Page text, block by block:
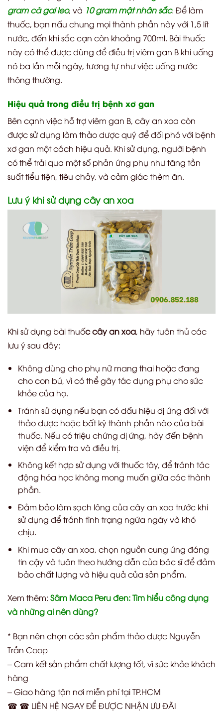
gram cà gai leo, và 10 gram mật nhân sắc. Để làm
thuốc, bạn nấu chung mọi thành phần này với 1,5 lít
nước, đến khi sắc cạn còn khoảng 700ml. Bài thuốc
này có thể được dùng để điều trị viêm gan B khi uống
nó ba lần mỗi ngày, tương tự như việc uống nước
thông thường.
Hiệu quả trong điều trị bệnh xơ gan
Bên cạnh việc hỗ trợ viêm gan B, cây an xoa còn
được sử dụng làm thảo dược quý để đối phó với bệnh
xơ gan một cách hiệu quả. Khi sử dụng, người bệnh
có thể trải qua một số phản ứng phụ như tăng tần
suất tiểu tiện, tiêu chảy, và cảm giác thèm ăn.
Lưu ý khi sử dụng cây an xoa
Khi sử dụng bài thuốc cây an xoa, hãy tuân thủ các
lưu ý sau đây:
Không dùng cho phụ nữ mang thai hoặc đang
cho con bú, vì có thể gây tác dụng phụ cho sức
khỏe của họ.
Tránh sử dụng nếu bạn có dấu hiệu dị ứng đối với
thảo dược hoặc bất kỳ thành phần nào của bài
thuốc. Nếu có triệu chứng dị ứng, hãy đến bệnh
viện để kiểm tra và điều trị.
Không kết hợp sử dụng với thuốc tây, để tránh tác
động hóa học không mong muốn giữa các thành
phần.
Đảm bảo làm sạch lông của cây an xoa trước khi
sử dụng để tránh tình trạng ngứa ngáy và khó
chịu.
Khi mua cây an xoa, chọn nguồn cung ứng đáng
tin cậy và tuân theo hướng dẫn của bác sĩ để đảm
bảo chất lượng và hiệu quả của sản phẩm.
Xem thêm: Sâm Maca Peru đen: Tìm hiểu công dụng
và những ai nên dùng?
* Bạn nên chọn các sản phẩm thảo dược Nguyễn
Trần Coop
– Cam kết sản phẩm chất lượng tốt, vì sức khỏe khách
hàng
– Giao hàng tận nơi miễn phí tại TP.HCM
☎ ☎ LIÊN HỆ NGAY ĐỂ ĐƯỢC NHẬN ƯU ĐÃI